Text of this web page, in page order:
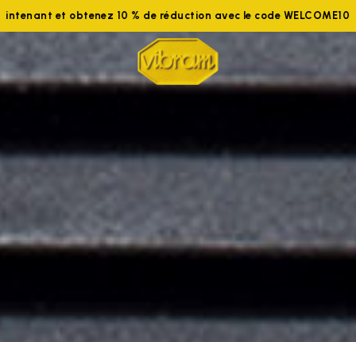
et obtenez 10 % de réduction avec le code